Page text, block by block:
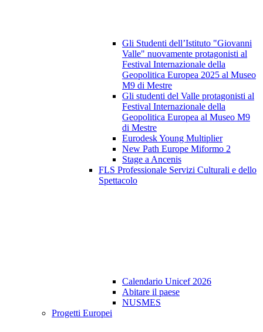
Gli Studenti dell’Istituto "Giovanni
Valle" nuovamente protagonisti al
Festival Internazionale della
Geopolitica Europea 2025 al Museo
M9 di Mestre
Gli studenti del Valle protagonisti al
Festival Internazionale della
Geopolitica Europea al Museo M9
di Mestre
Eurodesk Young Multiplier
New Path Europe Miformo 2
Stage a Ancenis
FLS Professionale Servizi Culturali e dello
Spettacolo
Calendario Unicef 2026
Abitare il paese
NUSMES
Progetti Europei